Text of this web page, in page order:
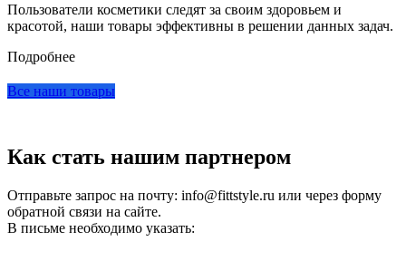
Пользователи косметики следят за своим здоровьем и
красотой, наши товары эффективны в решении данных задач.
Подробнее
Все наши товары
Как стать нашим партнером
Отправьте запрос на почту: info@fittstyle.ru или через форму
обратной связи на сайте.
В письме необходимо указать: